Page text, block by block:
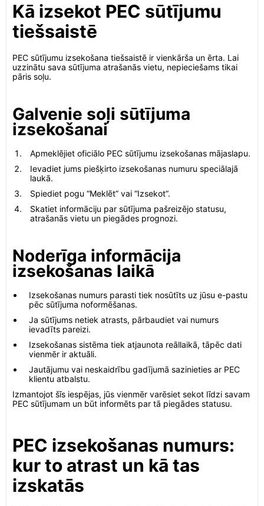
Kā izsekot PEC sūtījumu
tiešsaistē
PEC sūtījumu izsekošana tiešsaistē ir vienkārša un ērta. Lai
uzzinātu sava sūtījuma atrašanās vietu, nepieciešams tikai
pāris soļu.
Galvenie soļi sūtījuma
izsekošanai
Apmeklējiet oficiālo PEC sūtījumu izsekošanas mājaslapu.
Ievadiet jums piešķirto izsekošanas numuru speciālajā
laukā.
Spiediet pogu “Meklēt” vai “Izsekot”.
Skatiet informāciju par sūtījuma pašreizējo statusu,
atrašanās vietu un piegādes prognozi.
Noderīga informācija
izsekošanas laikā
Izsekošanas numurs parasti tiek nosūtīts uz jūsu e-pastu
pēc sūtījuma noformēšanas.
Ja sūtījums netiek atrasts, pārbaudiet vai numurs
ievadīts pareizi.
Izsekošanas sistēma tiek atjaunota reāllaikā, tāpēc dati
vienmēr ir aktuāli.
Jautājumu vai neskaidrību gadījumā sazinieties ar PEC
klientu atbalstu.
Izmantojot šīs iespējas, jūs vienmēr varēsiet sekot līdzi savam
PEC sūtījumam un būt informēts par tā piegādes statusu.
PEC izsekošanas numurs:
kur to atrast un kā tas
izskatās